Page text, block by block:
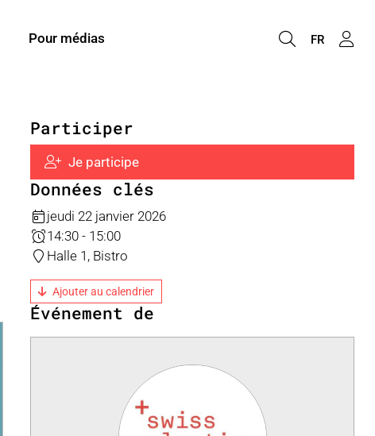
Pour médias FR
Participer
Je participe
Données clés
jeudi 22 janvier 2026
14:30 - 15:00
Halle 1, Bistro
Ajouter au calendrier
Événement de